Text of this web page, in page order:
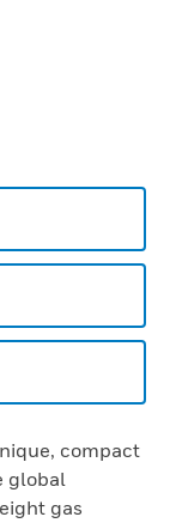
compact
global
gas